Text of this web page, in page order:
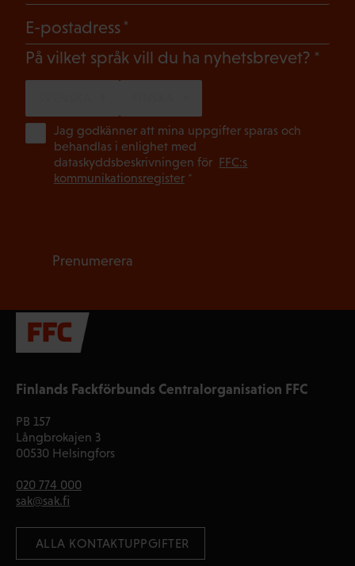
Finlands Fackförbunds Centralorganisation FFC
PB 157
Långbrokajen 3
00530 Helsingfors
020 774 000
sak@sak.fi
ALLA KONTAKTUPPGIFTER
E-postadress
På vilket språk vill du ha nyhetsbrevet?
Jag godkänner att mina uppgifter sparas och
behandlas i enlighet med
dataskyddsbeskrivningen för FFC:s
kommunikationsregister*
Prenumerera